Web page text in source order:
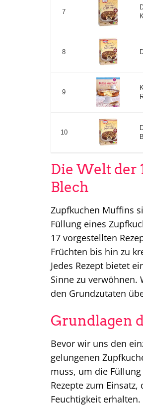
7
8
9
10
Die Welt der
Blech
Zupfkuchen Muffins
Füllung eines
17 vorgestellten
Früchten bis hin zu
Jedes Rezept bietet
Sinne zu
den Grundzutaten
Grundlagen
Bevor wir uns den
gelungenen
muss, um die
Rezepte zum
Feuchtigkeit